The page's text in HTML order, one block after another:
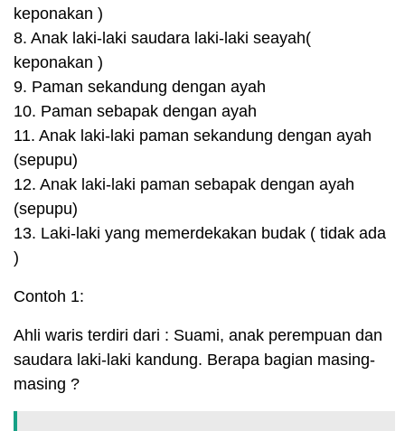
keponakan )
8. Anak laki-laki saudara laki-laki seayah(
keponakan )
9. Paman sekandung dengan ayah
10. Paman sebapak dengan ayah
11. Anak laki-laki paman sekandung dengan ayah
(sepupu)
12. Anak laki-laki paman sebapak dengan ayah
(sepupu)
13. Laki-laki yang memerdekakan budak ( tidak ada
)
Contoh 1:
Ahli waris terdiri dari : Suami, anak perempuan dan
saudara laki-laki kandung. Berapa bagian masing-
masing ?